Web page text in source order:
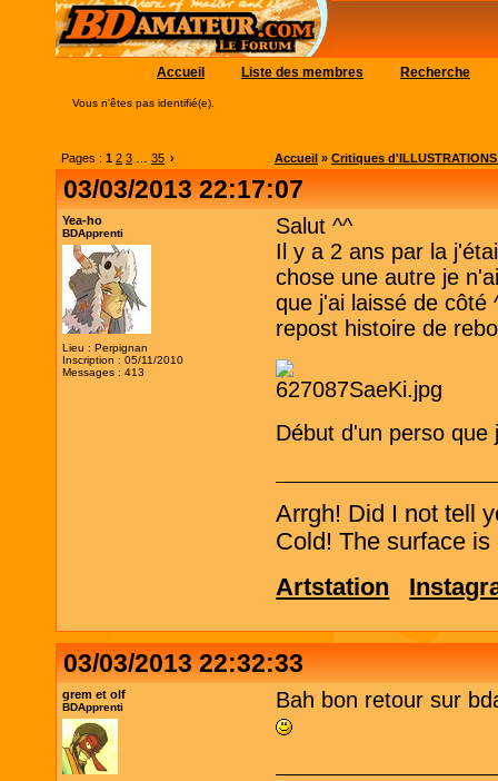
Accueil Liste des membres Recherche
Vous n'êtes pas identifié(e).
Pages : 1 2 3 35 › Accueil » Critiques
03/03/2013 22:17:07
Yea-ho
BDApprenti
Lieu : Perpignan
Inscription : 05/11/2010
Messages : 413
Salut ^^
Il y a 2 ans par la
chose une autre je
que j'ai laissé de côté
repost histoire de
Début d'un perso que
Arrgh! Did I not tell
Cold! The surface
Artstation
03/03/2013 22:32:33
grem et olf
BDApprenti Bah bon retour sur